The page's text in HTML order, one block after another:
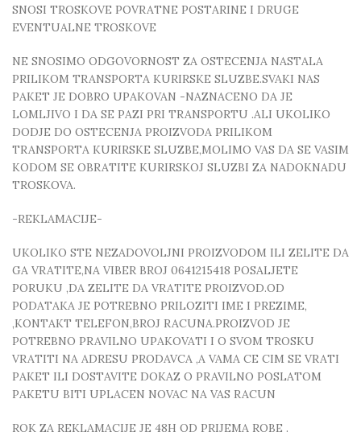
SNOSI TROSKOVE POVRATNE POSTARINE I DRUGE
EVENTUALNE TROSKOVE
NE SNOSIMO ODGOVORNOST ZA OSTECENJA NASTALA
PRILIKOM TRANSPORTA KURIRSKE SLUZBE.SVAKI NAS
PAKET JE DOBRO UPAKOVAN -NAZNACENO DA JE
LOMLJIVO I DA SE PAZI PRI TRANSPORTU .ALI UKOLIKO
DODJE DO OSTECENJA PROIZVODA PRILIKOM
TRANSPORTA KURIRSKE SLUZBE,MOLIMO VAS DA SE VASIM
KODOM SE OBRATITE KURIRSKOJ SLUZBI ZA NADOKNADU
TROSKOVA.
-REKLAMACIJE-
UKOLIKO STE NEZADOVOLJNI PROIZVODOM ILI ZELITE DA
GA VRATITE,NA VIBER BROJ 0641215418 POSALJETE
PORUKU ,DA ZELITE DA VRATITE PROIZVOD.OD
PODATAKA JE POTREBNO PRILOZITI IME I PREZIME,
,KONTAKT TELEFON,BROJ RACUNA.PROIZVOD JE
POTREBNO PRAVILNO UPAKOVATI I O SVOM TROSKU
VRATITI NA ADRESU PRODAVCA ,A VAMA CE CIM SE VRATI
PAKET ILI DOSTAVITE DOKAZ O PRAVILNO POSLATOM
PAKETU BITI UPLACEN NOVAC NA VAS RACUN
ROK ZA REKLAMACIJE JE 48H OD PRIJEMA ROBE .